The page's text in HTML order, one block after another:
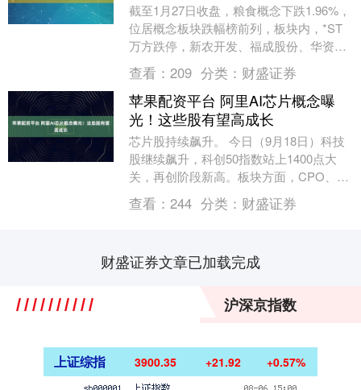
截至1月27日收盘，粮食概念下跌1.96%，
位居概念板块跌幅榜前列，板块内，*ST
万方跌停，新农开发、福成股份、华资实
业等跌幅居前。 今日涨跌幅居前的概念板
块 ....
查看： 209 分类： 财盛证券
苹果配资平台 阿里AI芯片概念曝
光！这些股有望高成长
芯片股持续飙升。 今日（9月18日）科技
股继续飙升，科创50指数站上1400点大
关，再创阶段新高。板块方面，CPO、半
导体设备、光芯片等题材涨幅居前。 一批
科技....
查看： 244 分类： 财盛证券
财盛证券文章已加载完成
沪深京指数
上证综指 3900.35 +21.92 +0.57%